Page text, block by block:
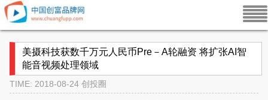
美摄科技获数千万元人民币Pre－A轮融资 将扩张AI智
能音视频处理领域
TIME: 2018-08-24 创投圈